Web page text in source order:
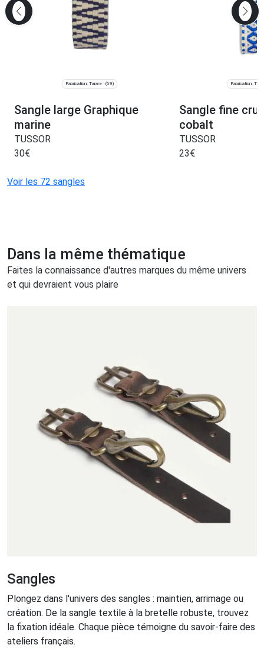
Fabrication: Tarare (69)
Sangle large Graphique
marine
TUSSOR
30€
Fabrication:
Sangle fine
cobalt
TUSSOR
23€
Voir les 72 sangles
Dans la même thématique
Faites la connaissance d'autres marques du même univers
et qui devraient vous plaire
Sangles
Plongez dans l'univers des sangles : maintien, arrimage ou
création. De la sangle textile à la bretelle robuste, trouvez
la fixation idéale. Chaque pièce témoigne du savoir-faire des
ateliers français.